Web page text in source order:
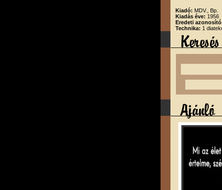
Kiadó: MDV., Bp.
Kiadás éve: 1956
Eredeti
Technika: 1